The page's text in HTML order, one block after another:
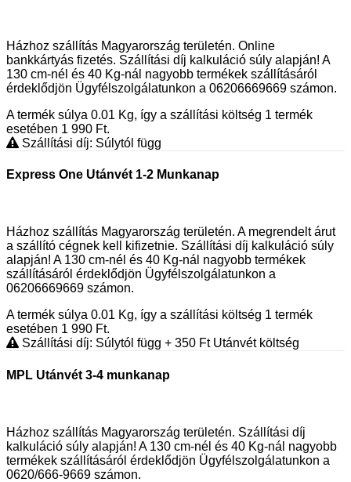
Házhoz szállítás Magyarország területén. Online
bankkártyás fizetés. Szállítási díj kalkuláció súly alapján! A
130 cm-nél és 40 Kg-nál nagyobb termékek szállításáról
érdeklődjön Ügyfélszolgálatunkon a 06206669669 számon.
A termék súlya 0.01 Kg, így a szállítási költség 1 termék
esetében 1 990 Ft.
Szállítási díj: Súlytól függ
Express One Utánvét 1-2 Munkanap
Házhoz szállítás Magyarország területén. A megrendelt árut
a szállító cégnek kell kifizetnie. Szállítási díj kalkuláció súly
alapján! A 130 cm-nél és 40 Kg-nál nagyobb termékek
szállításáról érdeklődjön Ügyfélszolgálatunkon a
06206669669 számon.
A termék súlya 0.01 Kg, így a szállítási költség 1 termék
esetében 1 990 Ft.
Szállítási díj: Súlytól függ + 350 FtUtánvét költség
MPL Utánvét 3-4 munkanap
Házhoz szállítás Magyarország területén. Szállítási díj
kalkuláció súly alapján! A 130 cm-nél és 40 Kg-nál nagyobb
termékek szállításáról érdeklődjön Ügyfélszolgálatunkon a
0620/666-9669 számon.